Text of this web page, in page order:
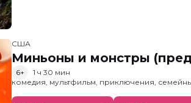
США
Миньоны и монстры
6+
1 ч 30 мин
комедия, мультфильм, приключения,